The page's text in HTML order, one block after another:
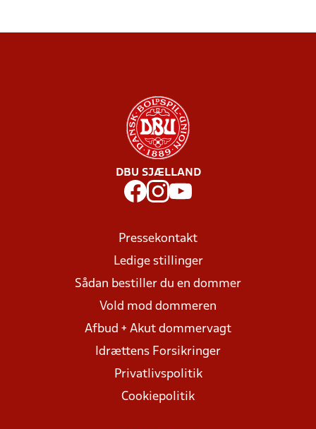
DBU SJÆLLAND
Pressekontakt
Ledige stillinger
Sådan bestiller du en dommer
Vold mod dommeren
Afbud + Akut dommervagt
Idrættens Forsikringer
Privatlivspolitik
Cookiepolitik